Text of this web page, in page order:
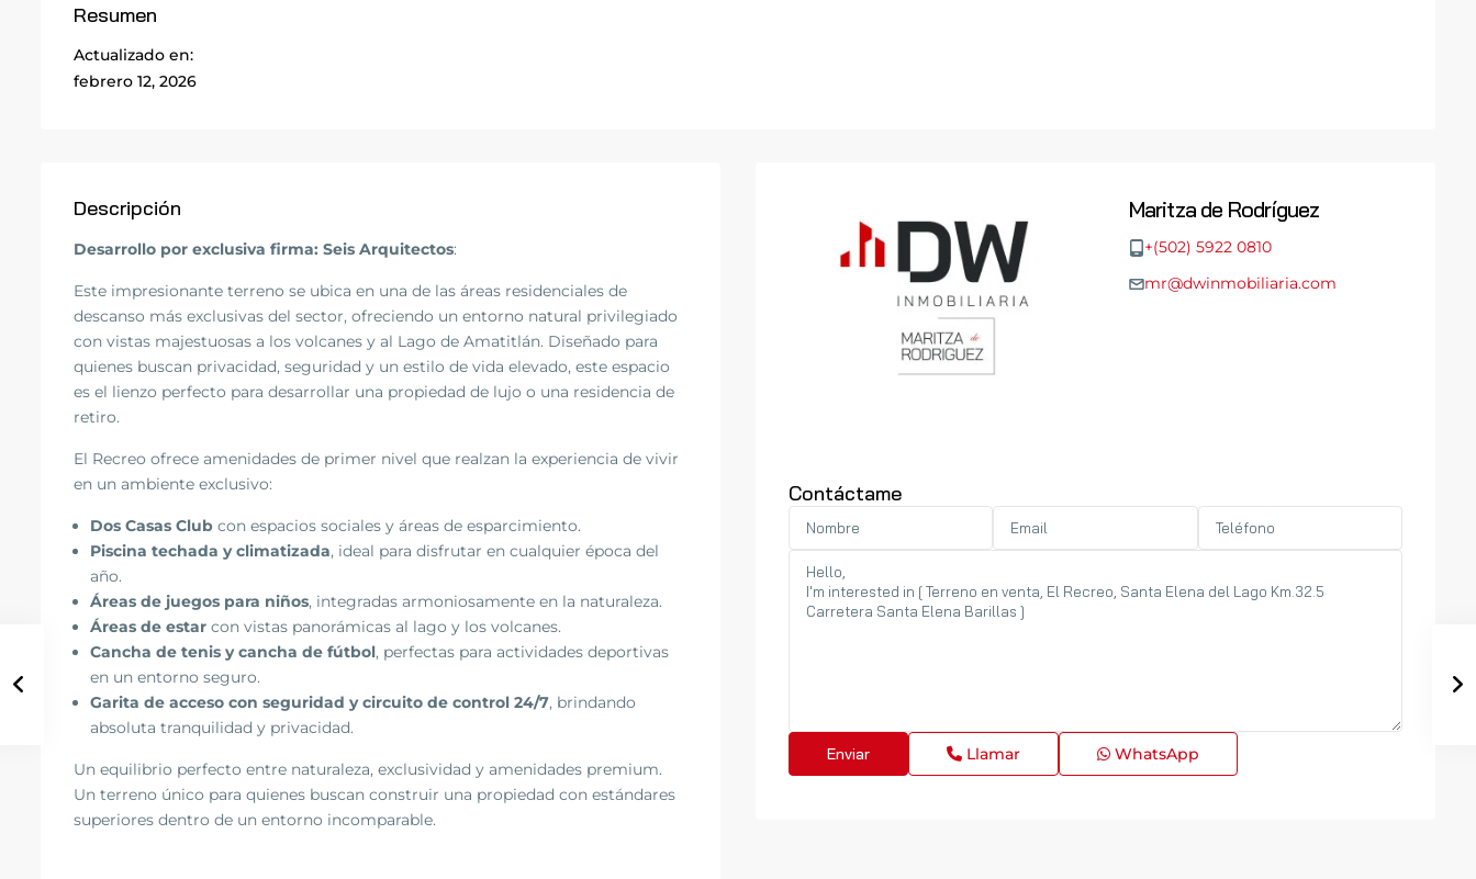
Resumen
Actualizado en:
febrero 12, 2026
Descripción
Desarrollo por exclusiva firma: Seis Arquitectos:
Este impresionante terreno se ubica en una de las áreas residenciales de
descanso más exclusivas del sector, ofreciendo un entorno natural privilegiado
con vistas majestuosas a los volcanes y al Lago de Amatitlán. Diseñado para
quienes buscan privacidad, seguridad y un estilo de vida elevado, este espacio
es el lienzo perfecto para desarrollar una propiedad de lujo o una residencia de
retiro.
El Recreo ofrece amenidades de primer nivel que realzan la experiencia de vivir
en un ambiente exclusivo:
Dos Casas Club con espacios sociales y áreas de esparcimiento.
Piscina techada y climatizada, ideal para disfrutar en cualquier época del
año.
Áreas de juegos para niños, integradas armoniosamente en la naturaleza.
Áreas de estar con vistas panorámicas al lago y los volcanes.
Cancha de tenis y cancha de fútbol, perfectas para actividades deportivas
en un entorno seguro.
Garita de acceso con seguridad y circuito de control 24/7, brindando
absoluta tranquilidad y privacidad.
Un equilibrio perfecto entre naturaleza, exclusividad y amenidades premium.
Un terreno único para quienes buscan construir una propiedad con estándares
superiores dentro de un entorno incomparable.
Maritza de Rodríguez
+(502) 5922 0810
mr@dwinmobiliaria.com
Contáctame
Llamar WhatsApp